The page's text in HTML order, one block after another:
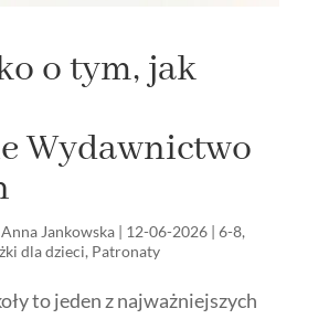
o tym, jak
Wydawnictwo
Anna Jankowska| 12-06-2026| 6-8,
dla dzieci, Patronaty
to jeden z najważniejszych